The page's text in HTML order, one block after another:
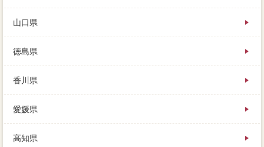
山口県
徳島県
香川県
愛媛県
高知県